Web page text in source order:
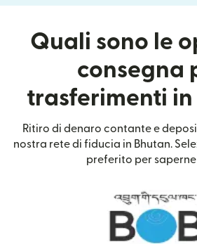
Quali sono le
consegna
trasferimenti in
Ritiro di denaro contante e
nostra rete di fiducia in Bhutan.
preferito per saperne